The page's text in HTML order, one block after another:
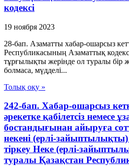
кодексi
19 ноября 2023
28-бап. Азаматты хабар-ошарсыз
Республикасының Азаматтық
тұрғылықты жерiнде ол туралы бiр
болмаса, мүдделi...
Толық оқу »
242-бап. Хабар-ошарсыз
әрекетке қабілетсіз немесе
бостандығынан айыруға
некені (ерлі-
тіркеу Неке (ерлі-
туралы Қазақстан